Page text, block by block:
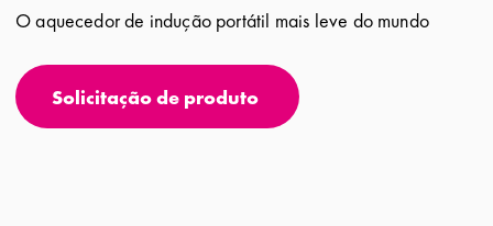
O aquecedor de indução portátil mais leve do mundo
Solicitação de produto